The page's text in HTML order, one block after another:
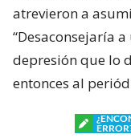
atrevieron a
“Desaconsejaría
depresión que lo
entonces al